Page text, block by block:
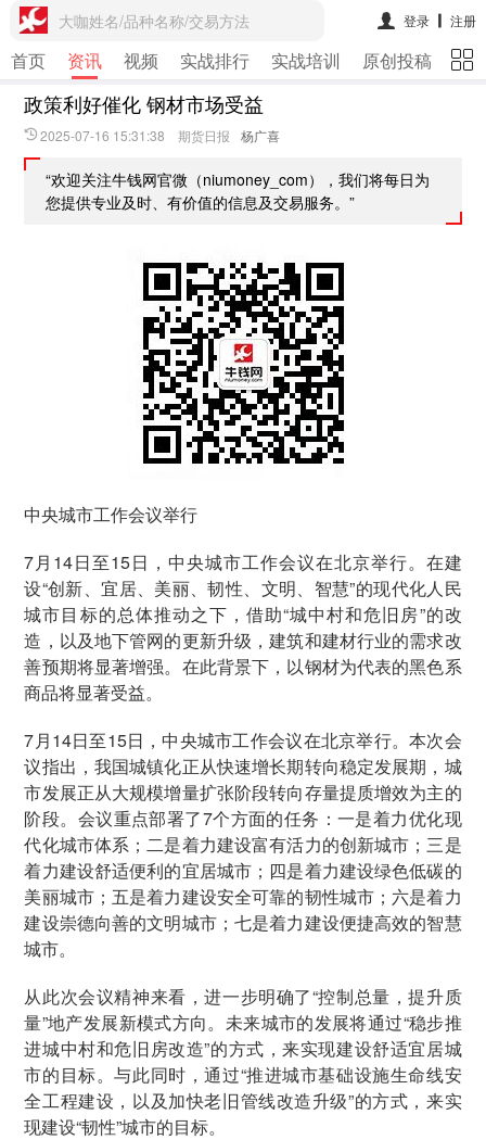
大咖姓名/品种名称/交易方法 登录 注册
首页 资讯 视频 实战排行 实战培训 原创投稿 期
政策利好催化 钢材市场受益
2025-07-16 15:31:38 期货日报 杨广喜
“欢迎关注牛钱网官微（niumoney_com），我们将每日为
您提供专业及时、有价值的信息及交易服务。”
中央城市工作会议举行
7月14日至15日，中央城市工作会议在北京举行。在建
设“创新、宜居、美丽、韧性、文明、智慧”的现代化人民
城市目标的总体推动之下，借助“城中村和危旧房”的改
造，以及地下管网的更新升级，建筑和建材行业的需求改
善预期将显著增强。在此背景下，以钢材为代表的黑色系
商品将显著受益。
7月14日至15日，中央城市工作会议在北京举行。本次会
议指出，我国城镇化正从快速增长期转向稳定发展期，城
市发展正从大规模增量扩张阶段转向存量提质增效为主的
阶段。会议重点部署了7个方面的任务：一是着力优化现
代化城市体系；二是着力建设富有活力的创新城市；三是
着力建设舒适便利的宜居城市；四是着力建设绿色低碳的
美丽城市；五是着力建设安全可靠的韧性城市；六是着力
建设崇德向善的文明城市；七是着力建设便捷高效的智慧
城市。
从此次会议精神来看，进一步明确了“控制总量，提升质
量”地产发展新模式方向。未来城市的发展将通过“稳步推
进城中村和危旧房改造”的方式，来实现建设舒适宜居城
市的目标。与此同时，通过“推进城市基础设施生命线安
全工程建设，以及加快老旧管线改造升级”的方式，来实
现建设“韧性”城市的目标。